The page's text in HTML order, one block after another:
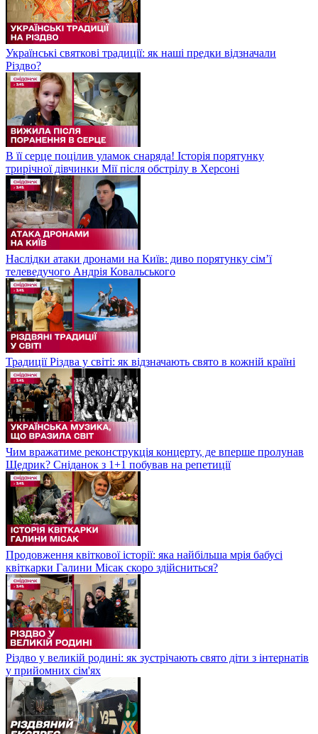
Українські святкові традиції: як наші предки відзначали
Різдво?
В її серце поцілив уламок снаряда! Історія порятунку
трирічної дівчинки Мії після обстрілу в Херсоні
Наслідки атаки дронами на Київ: диво порятунку сім’ї
телеведучого Андрія Ковальського
Традиції Різдва у світі: як відзначають свято в кожній країні
Чим вражатиме реконструкція концерту, де вперше пролунав
Щедрик? Сніданок з 1+1 побував на репетиції
Продовження квіткової історії: яка найбільша мрія бабусі
квіткарки Галини Місак скоро здійсниться?
Різдво у великій родині: як зустрічають свято діти з інтернатів
у прийомних сім'ях